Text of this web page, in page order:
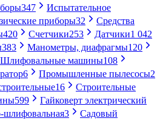
347
Испытательное
приборы32
Средства
420 Счетчики253 Датчики1 042
383 Манометры, диафрагмы120
Шлифовальные машины108
6 Промышленные пылесосы2
16
Строительные
599
Гайковерт электрический
3
Садовый